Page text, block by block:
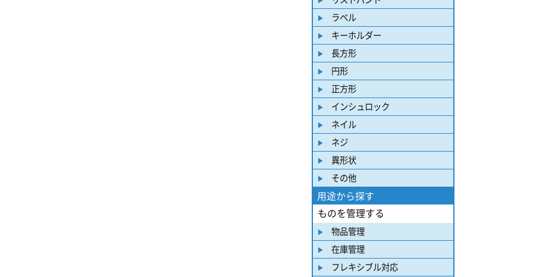
ラベル
キーホルダー
長方形
円形
正方形
インシュロック
ネイル
ネジ
異形状
その他
用途から探す
ものを管理する
物品管理
在庫管理
フレキシブル対応